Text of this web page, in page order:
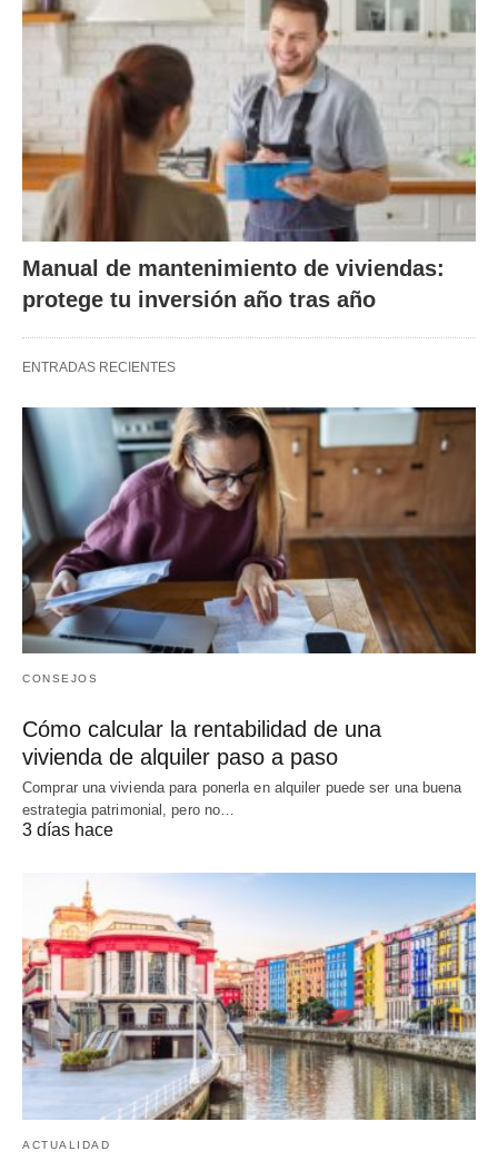
Manual de mantenimiento de viviendas:
protege tu inversión año tras año
ENTRADAS RECIENTES
CONSEJOS
Cómo calcular la rentabilidad de una
vivienda de alquiler paso a paso
Comprar una vivienda para ponerla en alquiler puede ser una buena
estrategia patrimonial, pero no…
3 días hace
ACTUALIDAD